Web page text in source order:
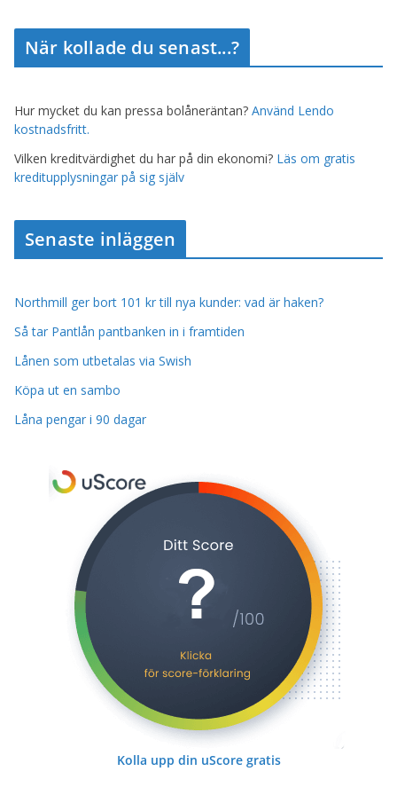
När kollade du senast...?
Hur mycket du kan pressa bolåneräntan? Använd Lendo
kostnadsfritt.
Vilken kreditvärdighet du har på din ekonomi? Läs om gratis
kreditupplysningar på sig själv
Senaste inläggen
Northmill ger bort 101 kr till nya kunder: vad är haken?
Så tar Pantlån pantbanken in i framtiden
Lånen som utbetalas via Swish
Köpa ut en sambo
Låna pengar i 90 dagar
Kolla upp din uScore gratis